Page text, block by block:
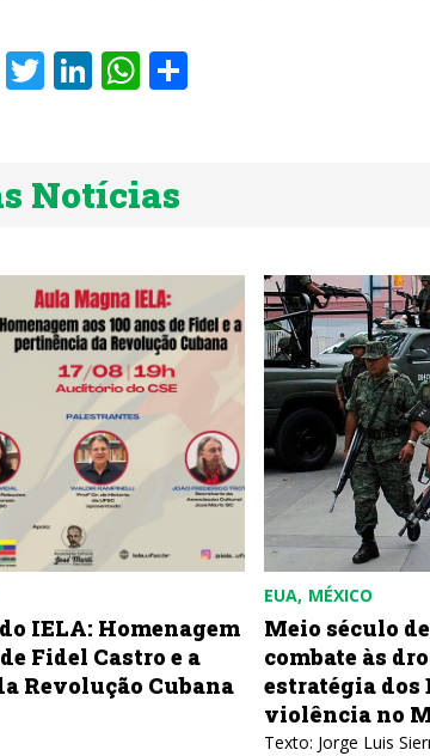
Facebook
Twitter
LinkedInWhatsApp
Notícias
Meio século de militarização do
combate às drogas: como a
estratégia dos EUA alimenta a
violência no México
Texto: Jorge Luis Sierra - jornalista e editor